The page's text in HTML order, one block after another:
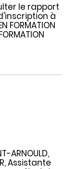
le rapport
à
FORMATION
ARNOULD,
Assistante